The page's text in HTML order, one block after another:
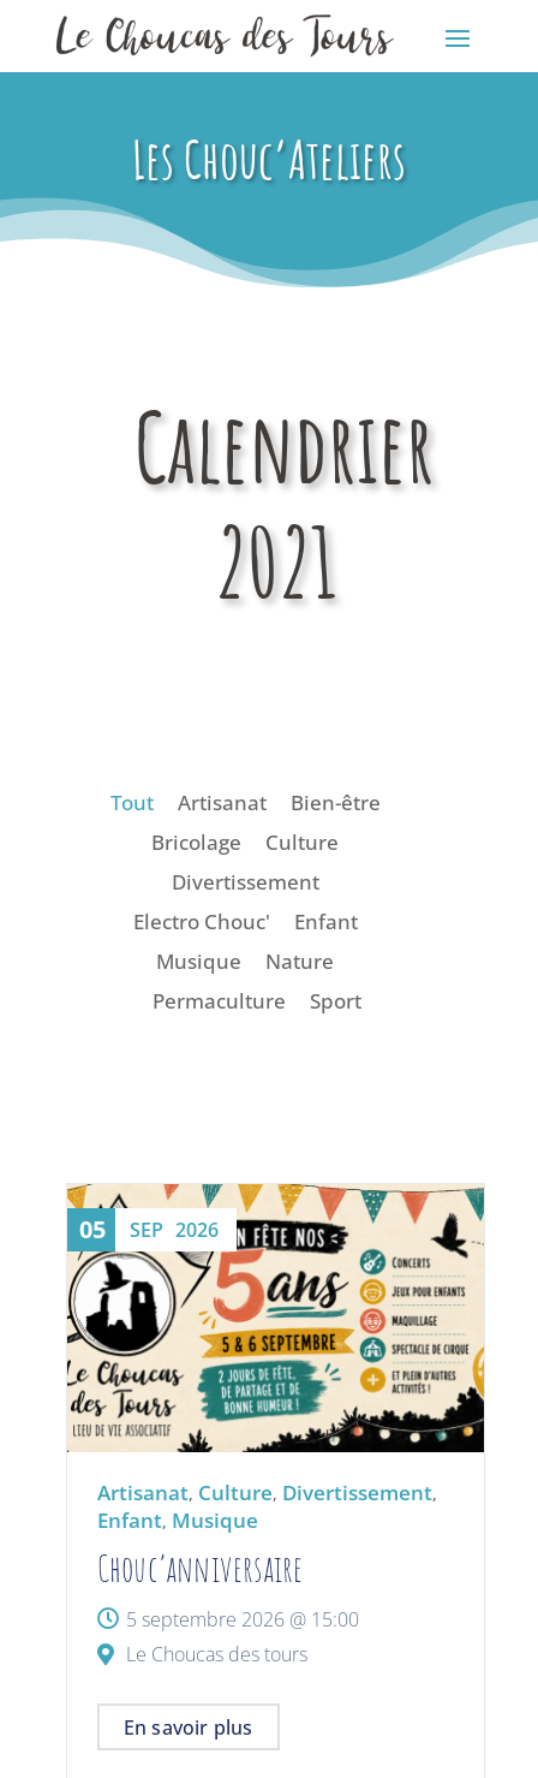
Les Chouc’Ateliers
Calendrier
2021
Tout Artisanat
Bien-être
Bricolage
Culture
Divertissement
Electro Chouc'
Enfant
Musique
Nature
Permaculture
Sport
05 SEP 2026
Artisanat, Culture, Divertissement,
Enfant, Musique
Chouc’anniversaire
5 septembre 2026 @ 15:00
Le Choucas des tours
En savoir plus